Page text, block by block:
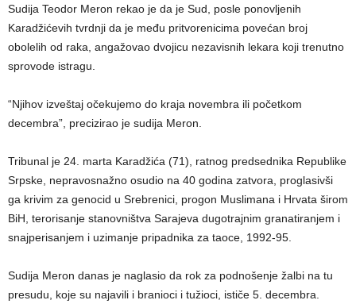
Sudija Teodor Meron rekao je da je Sud, posle ponovljenih
Karadžićevih tvrdnji da je među pritvorenicima povećan broj
obolelih od raka, angažovao dvojicu nezavisnih lekara koji trenutno
sprovode istragu.
“Njihov izveštaj očekujemo do kraja novembra ili početkom
decembra”, precizirao je sudija Meron.
Tribunal je 24. marta Karadžića (71), ratnog predsednika Republike
Srpske, nepravosnažno osudio na 40 godina zatvora, proglasivši
ga krivim za genocid u Srebrenici, progon Muslimana i Hrvata širom
BiH, terorisanje stanovništva Sarajeva dugotrajnim granatiranjem i
snajperisanjem i uzimanje pripadnika za taoce, 1992-95.
Sudija Meron danas je naglasio da rok za podnošenje žalbi na tu
presudu, koje su najavili i branioci i tužioci, ističe 5. decembra.